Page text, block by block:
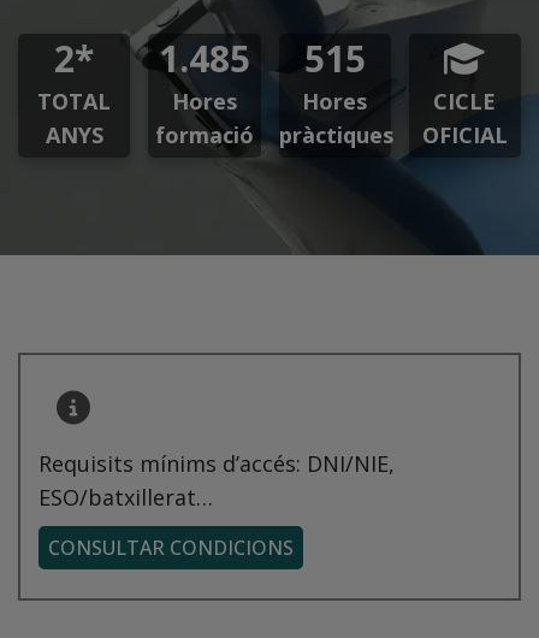
2*
TOTAL
ANYS
1.485
Hores
formació
515
Hores
pràctiques
CICLE
OFICIAL
Requisits mínims d’accés: DNI/NIE,
ESO/batxillerat…
CONSULTAR CONDICIONS